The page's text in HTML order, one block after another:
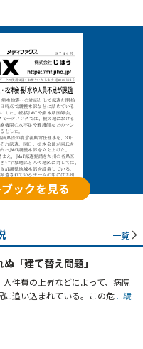
ックを見る
一覧
「建て替え問題」
件費の上昇などによって、病院
追い込まれている。この危 ...続